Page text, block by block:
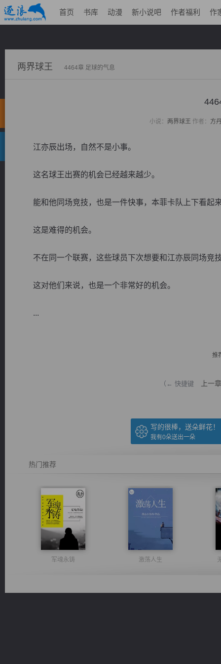
首页 书库 动漫 新小说吧 作者福利 作
两界球王 4464章 足球的气息
小说： 两界球王作者： 方
江亦辰出场，自然不是小事。
这名球王出赛的机会已经越来越少。
能和他同场竞技，也是一件快事，本菲卡队上下看起
这是难得的机会。
不在同一个联赛，这些球员下次想要和江亦辰同场竞
这对他们来说，也是一个非常好的机会。
...
推
（← 快捷键 上一章
写的很棒，送朵鲜花！
我有0朵送出一朵
热门推荐
军魂永铸 激荡人生